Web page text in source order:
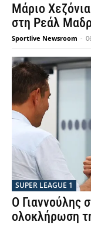
Μάριο
στη Ρεάλ
Sportlive Newsroom -
SUPER LEAGUE 1
Ο Γιαννούλης
ολοκλήρωση